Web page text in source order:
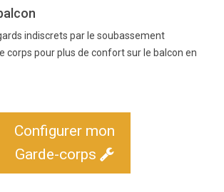
indiscrets par le soubassement
corps pour plus de confort sur le balcon en
Configurer mon
Garde-corps